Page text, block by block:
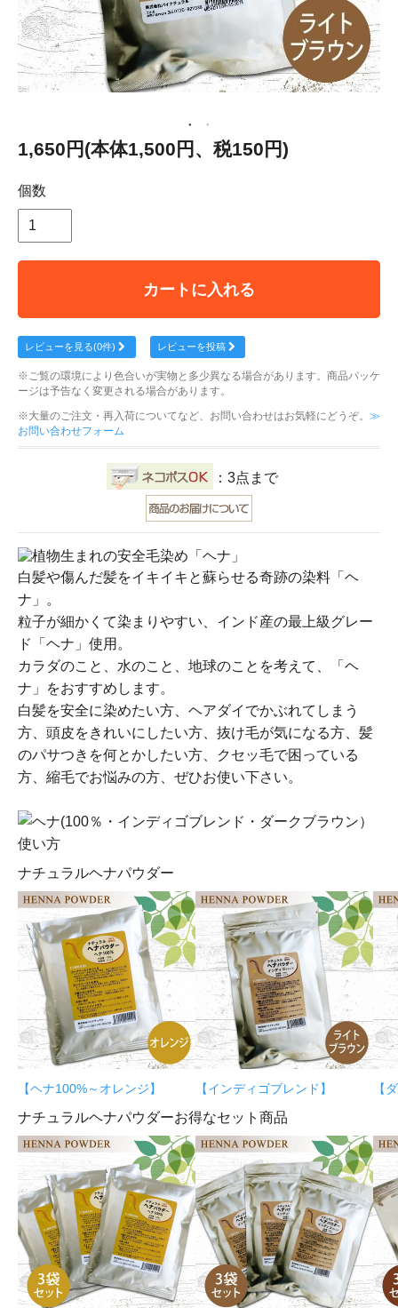
1,650円(本体1,500円、税150円)
個数
カートに入れる
レビューを見る(0件) レビューを投稿
※ご覧の環境により色合いが実物と多少異なる場合があります。商品パッケ
ージは予告なく変更される場合があります。
※大量のご注文・再入荷についてなど、お問い合わせはお気軽にどうぞ。 ≫
お問い合わせフォーム
：3点まで
白髪や傷んだ髪をイキイキと蘇らせる奇跡の染料「ヘ
ナ」。
粒子が細かくて染まりやすい、インド産の最上級グレー
ド「ヘナ」使用。
カラダのこと、水のこと、地球のことを考えて、「ヘ
ナ」をおすすめします。
白髪を安全に染めたい方、ヘアダイでかぶれてしまう
方、頭皮をきれいにしたい方、抜け毛が気になる方、髪
のパサつきを何とかしたい方、クセッ毛で困っている
方、縮毛でお悩みの方、ぜひお使い下さい。
ナチュラルヘナパウダー
【ヘナ100%～オレンジ】 【インディゴブレンド】 【
ナチュラルヘナパウダーお得なセット商品